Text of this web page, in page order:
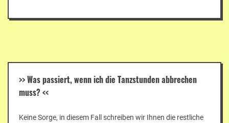
>>Was passiert, wenn ich die Tanzstunden abbrechen
muss?<<
Keine Sorge, in diesem Fall schreiben wir Ihnen die restliche